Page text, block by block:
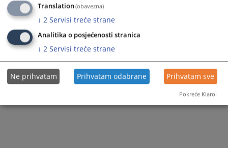
Translation(obavezna)
↓ 2 Servisi treće strane
Analitika o posjećenosti stranica
↓ 2 Servisi treće strane
Ne prihvatam Prihvatam odabrane Prihvatam sve
Pokreće Klaro!